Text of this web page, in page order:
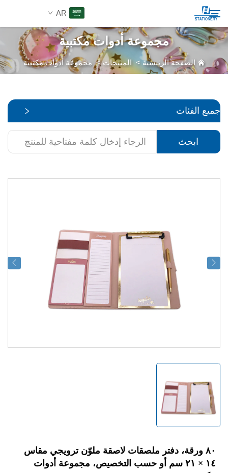
AR
المنتجات
حلول مخصصة
الموارد
ابحث
مجموعة أدوات مكتبية
الصفحة الرئيسية>المنتجات>مجموعة أدوات مكتبية
جميع الفئات
ابحث
٨٠ ورقة، دفتر ملصقات لاصقة ملوّن ترويجي مقاس
١٤ × ٢١ سم أو حسب التخصيص، مجموعة أدوات